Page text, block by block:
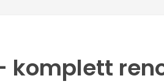
– komplett